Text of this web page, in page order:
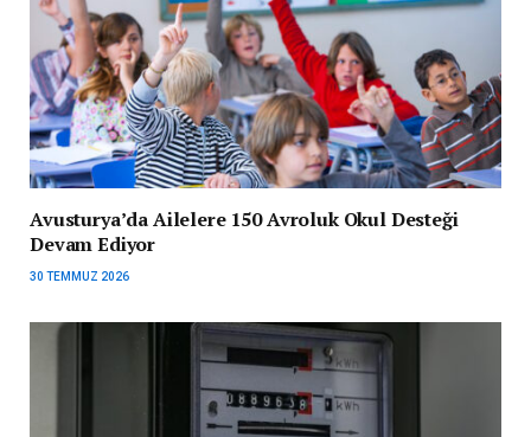
Avusturya’da Ailelere 150 Avroluk Okul Desteği
Devam Ediyor
30 TEMMUZ 2026